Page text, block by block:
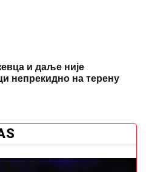
и даље није
непрекидно на терену